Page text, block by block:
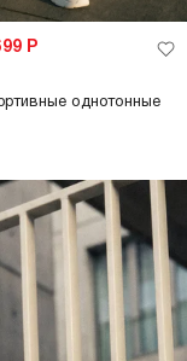
Р
однотонные